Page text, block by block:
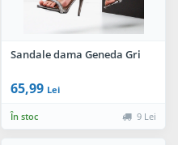
Sandale dama Geneda Gri
65,99 Lei
În stoc 9 Lei